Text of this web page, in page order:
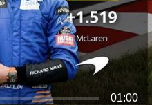
01:00